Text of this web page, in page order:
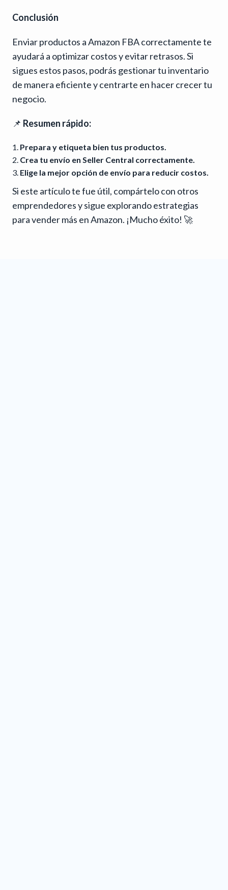
Conclusión
Enviar productos a Amazon FBA correctamente te
ayudará a optimizar costos y evitar retrasos. Si
sigues estos pasos, podrás gestionar tu inventario
de manera eficiente y centrarte en hacer crecer tu
negocio.
📌 Resumen rápido:
Prepara y etiqueta bien tus productos.
Crea tu envío en Seller Central correctamente.
Elige la mejor opción de envío para reducir costos.
Si este artículo te fue útil, compártelo con otros
emprendedores y sigue explorando estrategias
para vender más en Amazon. ¡Mucho éxito! 🚀